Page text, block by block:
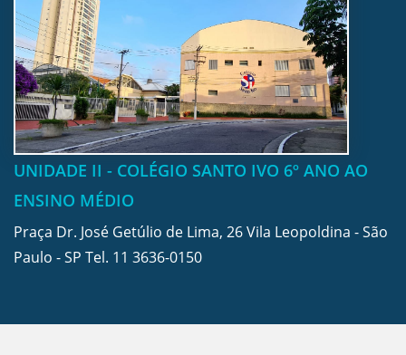
UNIDADE II - COLÉGIO SANTO IVO 6º ANO AO
ENSINO MÉDIO
Praça Dr. José Getúlio de Lima, 26 Vila Leopoldina - São
Paulo - SP Tel. 11 3636-0150